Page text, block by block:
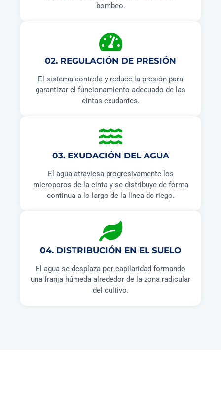
bombeo.
02. REGULACIÓN DE PRESIÓN
El sistema controla y reduce la presión para
garantizar el funcionamiento adecuado de las
cintas exudantes.
03. EXUDACIÓN DEL AGUA
El agua atraviesa progresivamente los
microporos de la cinta y se distribuye de forma
continua a lo largo de la línea de riego.
04. DISTRIBUCIÓN EN EL SUELO
El agua se desplaza por capilaridad formando
una franja húmeda alrededor de la zona radicular
del cultivo.